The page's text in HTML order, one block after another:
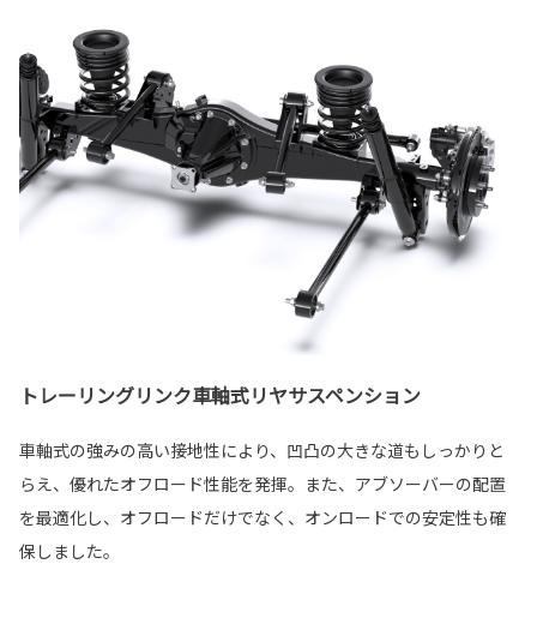
トレーリングリンク車軸式リヤサスペンション
車軸式の強みの高い接地性により、凹凸の大きな道もしっかりと
らえ、優れたオフロード性能を発揮。また、アブソーバーの配置
を最適化し、オフロードだけでなく、オンロードでの安定性も確
保しました。